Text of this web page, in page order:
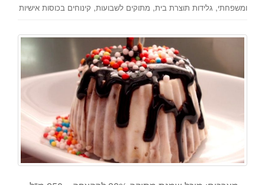
ומשפחתי, גלידות תוצרת בית, מתוקים לשבועות, קינוחים בכוסות אישיות